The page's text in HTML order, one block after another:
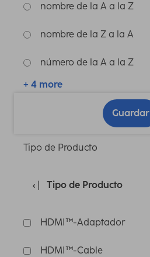
nombre de la A a la Z
nombre de la Z a la A
número de la A a la Z
+ 4 more
Guardar
Tipo de Producto
Tipo de Producto
HDMI™-Adaptador
HDMI™-Cable